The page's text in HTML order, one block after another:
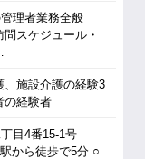
理者業務全般
スケジュール・
、施設介護の経験3
の経験者
目4番15-1号
から徒歩で5分 ○